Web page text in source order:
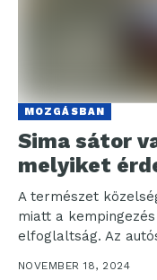
MOZGÁSBAN
Sima sátor
melyiket
A természet
miatt a
elfoglaltság. Az
NOVEMBER 18, 2024